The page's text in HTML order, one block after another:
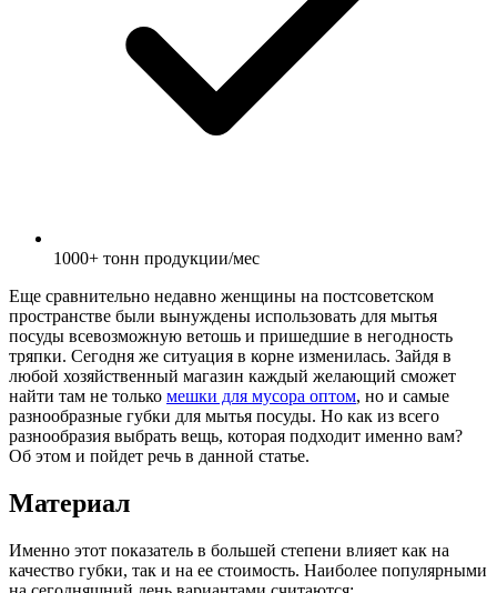
1000+ тонн продукции/мес
Еще сравнительно недавно женщины на постсоветском
пространстве были вынуждены использовать для мытья
посуды всевозможную ветошь и пришедшие в негодность
тряпки. Сегодня же ситуация в корне изменилась. Зайдя в
любой хозяйственный магазин каждый желающий сможет
найти там не только мешки для мусора оптом, но и самые
разнообразные губки для мытья посуды. Но как из всего
разнообразия выбрать вещь, которая подходит именно вам?
Об этом и пойдет речь в данной статье.
Материал
Именно этот показатель в большей степени влияет как на
качество губки, так и на ее стоимость. Наиболее популярными